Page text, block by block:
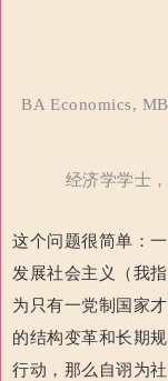
BA Economics,
经济学学士
这个问题很简单：
发展社会主义（我
为只有一党制国家
的结构变革和长期规
行动，那么自诩为